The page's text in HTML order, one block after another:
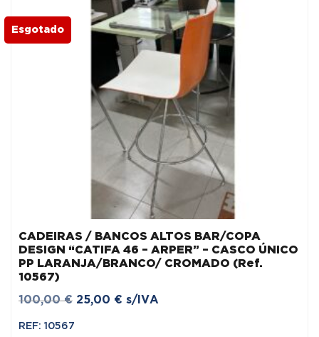
CADEIRAS / BANCOS ALTOS BAR/COPA
DESIGN “CATIFA 46 – ARPER” – CASCO ÚNICO
PP LARANJA/BRANCO/ CROMADO (Ref.
10567)
100,00€ O
25,00 € O
s/IVA
REF: 10567
Esgotado